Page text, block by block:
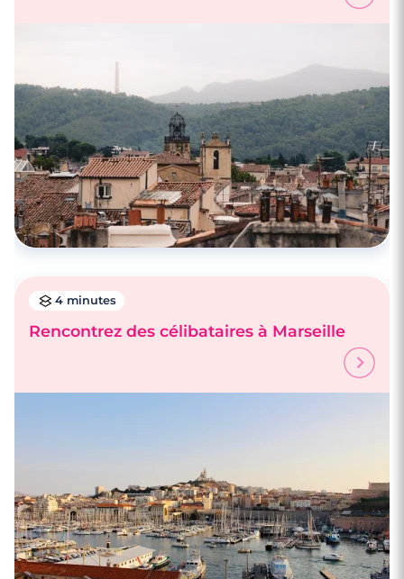
Rencontre à Marignane
4 minutes
Rencontrez des célibataires à Marseille